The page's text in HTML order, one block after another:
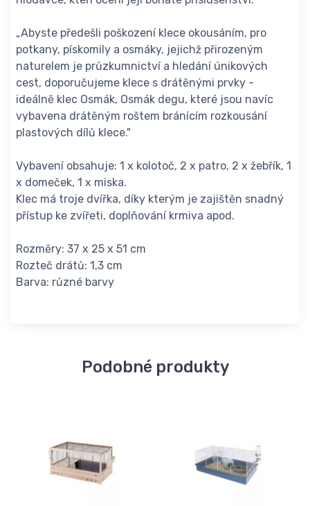
„Abyste předešli poškození klece okousáním, pro
potkany, pískomily a osmáky, jejichž přirozeným
naturelem je průzkumnictví a hledání únikových
cest, doporučujeme klece s drátěnými prvky -
ideálně klec Osmák, Osmák degu, které jsou navíc
vybavena drátěným roštem bránícím rozkousání
plastových dílů klece."
Vybavení obsahuje: 1 x kolotoč, 2 x patro, 2 x žebřík, 1
x domeček, 1 x miska.
Klec má troje dvířka, díky kterým je zajištěn snadný
přístup ke zvířeti, doplňování krmiva apod.
Rozměry: 37 x 25 x 51 cm
Rozteč drátů: 1,3 cm
Barva: různé barvy
Podobné produkty